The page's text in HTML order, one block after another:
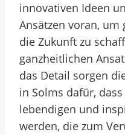
innovativen Ideen
Ansätzen voran,
die Zukunft zu
ganzheitlichen
das Detail sorgen
in Solms dafür,
lebendigen und
werden, die zum